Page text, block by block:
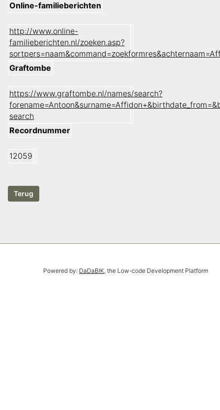
Online-familieberichten
http://www.online-
familieberichten.nl/zoeken.asp?
Graftombe
https://www.graftombe.nl/names/search?
search
Recordnummer
12059
Powered by: DaDaBIK, the Low-code Development Platform